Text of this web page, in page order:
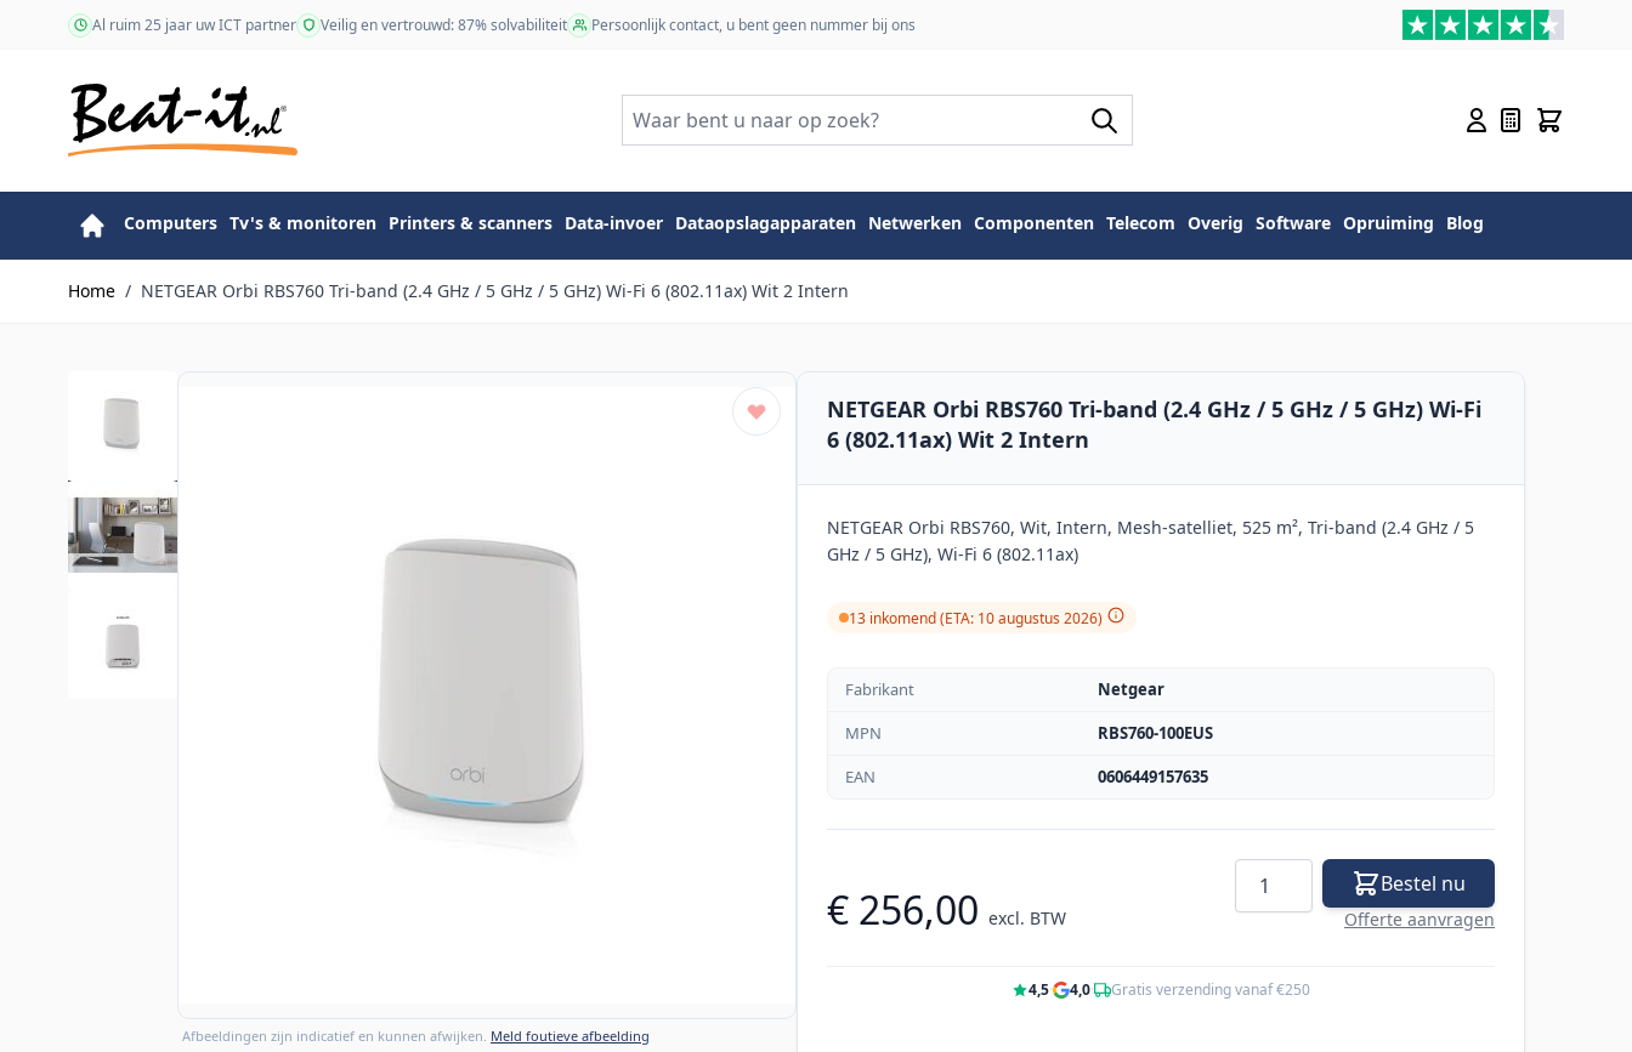
Ga naar de inhoudAl ruim 25 jaar uw ICT partner Veilig en vertrouwd: 87% solvabiliteit Persoonlijk contact, u bent geen nummer bij ons
Computers Tv's & monitoren Printers & scanners Data-invoer Dataopslagapparaten Netwerken Componenten Telecom Overig Software Opruiming Blog
Home / NETGEAR Orbi RBS760 Tri-band (2.4 GHz / 5 GHz / 5 GHz) Wi-Fi 6 (802.11ax) Wit 2 Intern
Afbeeldingen zijn indicatief en kunnen afwijken. Meld foutieve afbeelding
NETGEAR Orbi RBS760 Tri-band (2.4 GHz / 5 GHz / 5 GHz) Wi-Fi
6 (802.11ax) Wit 2 Intern
NETGEAR Orbi RBS760, Wit, Intern, Mesh-satelliet, 525 m², Tri-band (2.4 GHz / 5
GHz / 5 GHz), Wi-Fi 6 (802.11ax)
13 inkomend (ETA: 10 augustus 2026)
Fabrikant
Netgear
MPN
RBS760-100EUS
EAN
0606449157635
€ 256,00 excl. BTW
Aantal Bestel nu
Offerte aanvragen
4,5· 4,0· Gratis verzending vanaf €250